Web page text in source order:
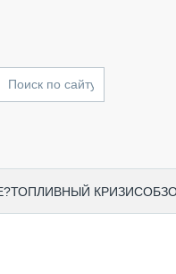
ТОПЛИВНЫЙ КРИЗИС